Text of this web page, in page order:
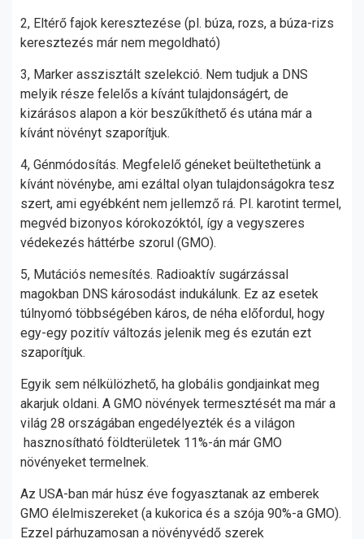
2, Eltérő fajok keresztezése (pl. búza, rozs, a búza-rizs
keresztezés már nem megoldható)
3, Marker asszisztált szelekció. Nem tudjuk a DNS
melyik része felelős a kívánt tulajdonságért, de
kizárásos alapon a kör beszűkíthető és utána már a
kívánt növényt szaporítjuk.
4, Génmódosítás. Megfelelő géneket beültethetünk a
kívánt növénybe, ami ezáltal olyan tulajdonságokra tesz
szert, ami egyébként nem jellemző rá. Pl. karotint termel,
megvéd bizonyos kórokozóktól, így a vegyszeres
védekezés háttérbe szorul (GMO).
5, Mutációs nemesítés. Radioaktív sugárzással
magokban DNS károsodást indukálunk. Ez az esetek
túlnyomó többségében káros, de néha előfordul, hogy
egy-egy pozitív változás jelenik meg és ezután ezt
szaporítjuk.
Egyik sem nélkülözhető, ha globális gondjainkat meg
akarjuk oldani. A GMO növények termesztését ma már a
világ 28 országában engedélyezték és a világon
hasznosítható földterületek 11%-án már GMO
növényeket termelnek.
Az USA-ban már húsz éve fogyasztanak az emberek
GMO élelmiszereket (a kukorica és a szója 90%-a GMO).
Ezzel párhuzamosan a növényvédő szerek